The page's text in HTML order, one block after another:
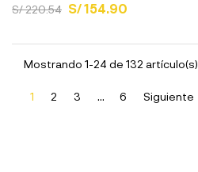
S/ 220.54 S/ 154.90
Mostrando 1-24 de 132 artículo(s)
1 2 3 … 6 Siguiente